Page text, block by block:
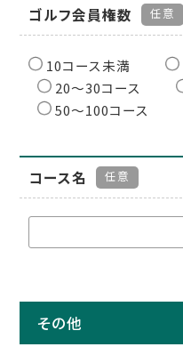
ゴルフ会員権数 任意
10コース未満
20〜30コース
50〜100コース
コース名 任意
その他